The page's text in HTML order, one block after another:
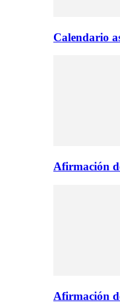
Calendario
Afirmación
Afirmación